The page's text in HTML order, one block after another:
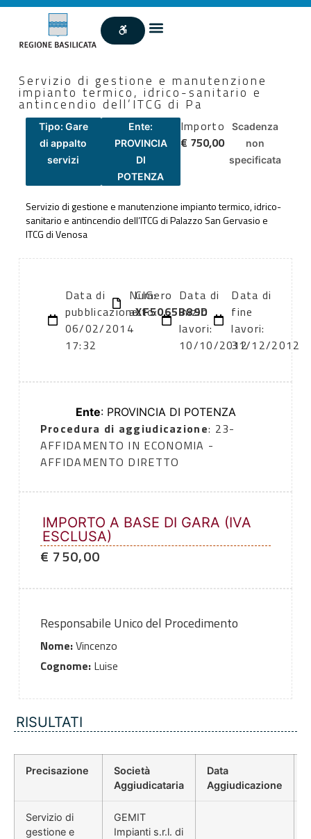
Servizio di gestione e manutenzione
impianto termico, idrico-sanitario e
antincendio dell’ITCG di Pa
Tipo: Gare
di appalto
servizi
Ente:
PROVINCIA
DI
POTENZA
Importo
€ 750,00
Scadenza
non
specificata
Servizio di gestione e manutenzione impianto termico, idrico-
sanitario e antincendio dell’ITCG di Palazzo San Gervasio e
ITCG di Venosa
Data di
pubblicazione:
06/02/2014
17:32
Numero
atto:
CIG:
XF5065B89D
Data di
inizio
lavori:
10/10/2012
Data di
fine
lavori:
31/12/2012
Ente: PROVINCIA DI POTENZA
Procedura di aggiudicazione: 23-
AFFIDAMENTO IN ECONOMIA -
AFFIDAMENTO DIRETTO
IMPORTO A BASE DI GARA (IVA
ESCLUSA)
€ 750,00
Responsabile Unico del Procedimento
Nome:Vincenzo
Cognome:Luise
RISULTATI
Precisazione
Società
Aggiudicataria
Data
Aggiudicazione
Servizio di
gestione e
GEMIT
Impianti s.r.l. di